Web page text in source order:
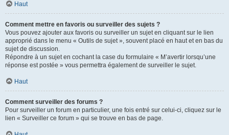
Haut
Comment mettre en favoris ou surveiller des sujets ?
Vous pouvez ajouter aux favoris ou surveiller un sujet en cliquant sur le lien
approprié dans le menu « Outils de sujet », souvent placé en haut et en bas du
sujet de discussion.
Répondre à un sujet en cochant la case du formulaire « M’avertir lorsqu’une
réponse est postée » vous permettra également de surveiller le sujet.
Haut
Comment surveiller des forums ?
Pour surveiller un forum en particulier, une fois entré sur celui-ci, cliquez sur le
lien « Surveiller ce forum » qui se trouve en bas de page.